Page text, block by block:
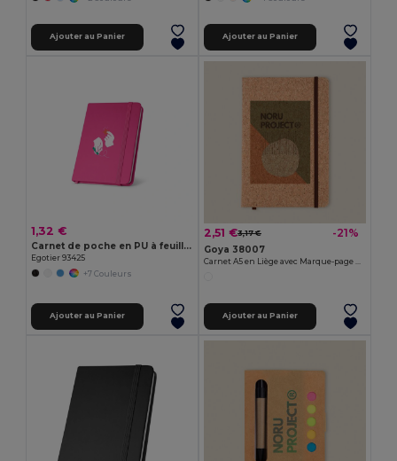
Ajouter au Panier Ajouter au Panier
1,32 €
Carnet de poche en PU à feuilles non-lignées
Egotier 93425
+7 Couleurs
Ajouter au Panier
2,51 €3,17 € -21%
Goya 38007
Ajouter au Panier